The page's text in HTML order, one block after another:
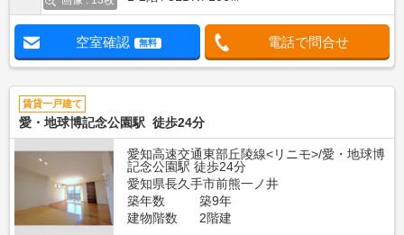
空室確認 無料 電話で問合せ
賃貸一戸建て
愛・地球博記念公園駅 徒歩24分
愛知高速交通東部丘陵線<リニモ>/愛・地球博
記念公園駅 徒歩24分
愛知県長久手市前熊一ノ井
築年数
築9年
建物階数
2階建